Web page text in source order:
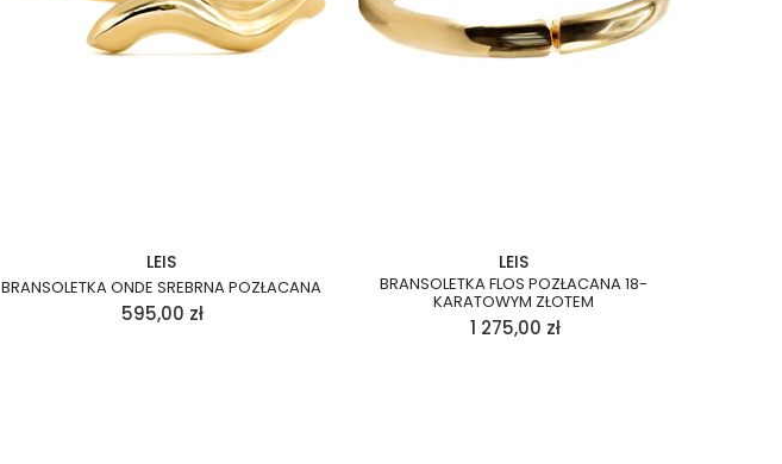
LEIS
BRANSOLETKA ONDE SREBRNA POZŁACANA
595,00 zł
LEIS
BRANSOLETKA FLOS POZŁACANA 18-
KARATOWYM ZŁOTEM
1 275,00 zł